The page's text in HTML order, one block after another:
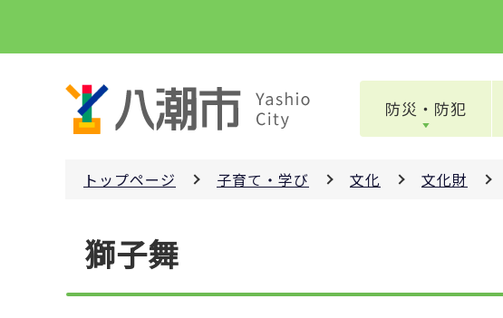
ペ
防災・防犯
トップページ 子育て・学び 文化 文化財
獅子舞